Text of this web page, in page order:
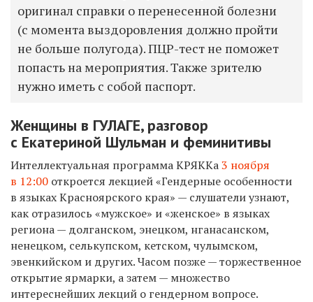
оригинал справки о перенесенной болезни
(с момента выздоровления должно пройти
не больше полугода). ПЦР-тест не поможет
попасть на мероприятия. Также зрителю
нужно иметь с собой паспорт.
Женщины в ГУЛАГЕ, разговор
с Екатериной Шульман и феминитивы
Интеллектуальная программа КРЯККа3 ноября
в 12:00 откроется лекцией «Гендерные особенности
в языках Красноярского края» — слушатели узнают,
как отразилось «мужское» и «женское» в языках
региона — долганском, энецком, нганасанском,
ненецком, селькупском, кетском, чулымском,
эвенкийском и других. Часом позже — торжественное
открытие ярмарки, а затем — множество
интереснейших лекций о гендерном вопросе.